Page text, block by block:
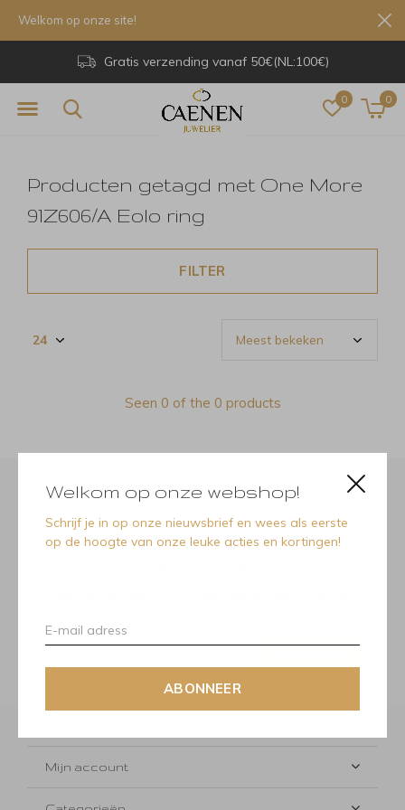
Welkom op onze webshop!
Schrijf je in op onze nieuwsbrief en wees als eerste
op de hoogte van onze leuke acties en kortingen!
ABONNEER
0 0
Gratis verzending vanaf 50€(NL:100€)
Welkom op onze site!
Producten getagd met One More
91Z606/A Eolo ring
FILTER
Seen 0 of the 0 products
Meld je aan voor onze
Mijn account